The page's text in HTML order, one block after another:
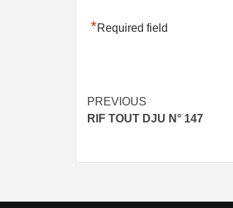
*Required field
Post
navigation
PREVIOUS
RIF TOUT DJU N° 147